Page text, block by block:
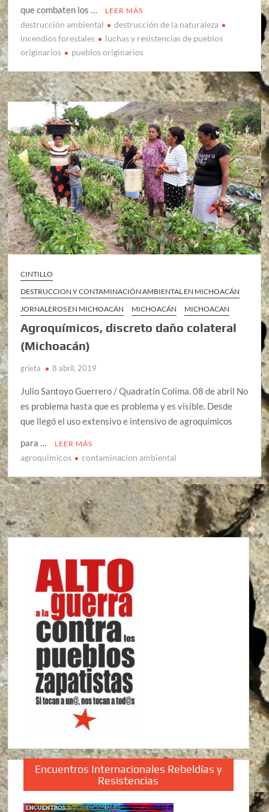
que combaten los …
LEER MÁS
destrucción ambiental
destrucción de la naturaleza
incendios forestales
luchas y resistencias de pueblos
originarios
pueblos originarios
CINTILLO
DESTRUCCION Y CONTAMINACIÓN AMBIENTAL EN MICHOACÁN
JORNALEROS EN MICHOACÁN
MICHOACÁN MICHOACAN
Agroquímicos, discreto daño colateral
(Michoacán)
grieta 8 abril, 2019
Julio Santoyo Guerrero / Quadratín Colima. 08 de abril No
es problema hasta que es problema y es visible. Desde
que llegó el uso extensivo e intensivo de agroquímicos
para …
LEER MÁS
agroquimicos contaminacion ambiental
Encuentros Internacionales Rebeldías y
Resistencias